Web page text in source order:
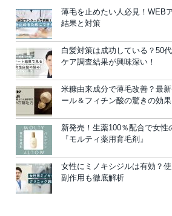
薄毛を止めたい人必見！WEB
結果と対策
白髪対策は成功している？50
ケア調査結果が興味深い！
米糠由来成分で薄毛改善？最
ール＆フィチン酸の驚きの効果
新発売！生薬100％配合で女性
『モルティ薬用育毛剤』
女性にミノキシジルは有効？
副作用も徹底解析